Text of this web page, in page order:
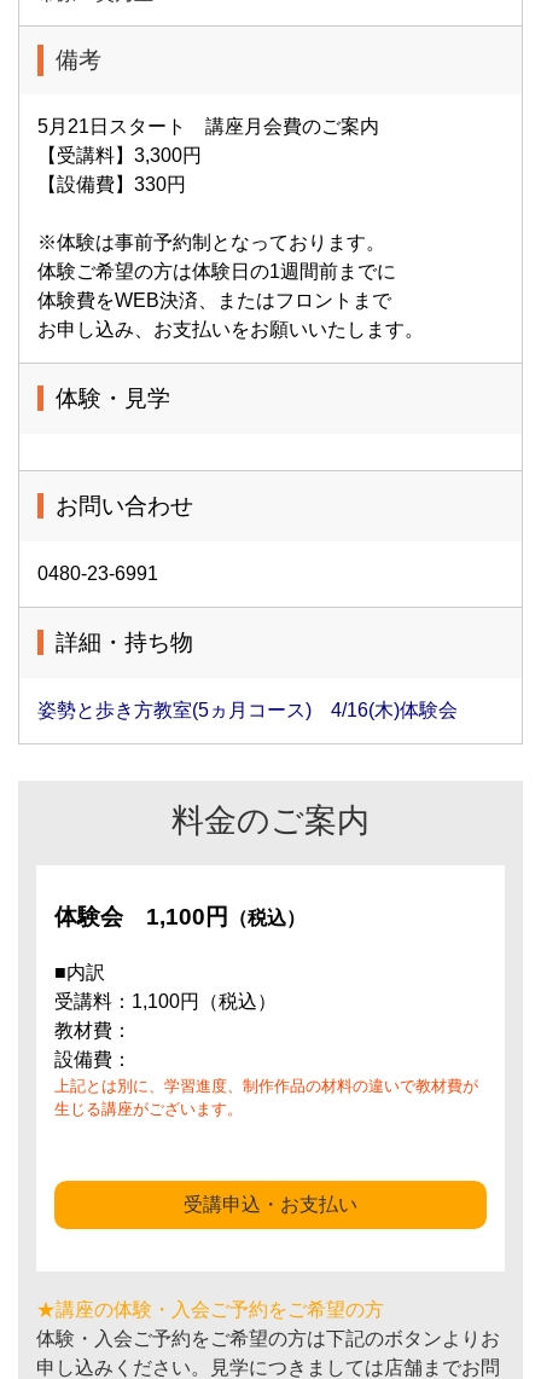
備考
5月21日スタート 講座月会費のご案内
【受講料】3,300円
【設備費】330円
※体験は事前予約制となっております。
体験ご希望の方は体験日の1週間前までに
体験費をWEB決済、またはフロントまで
お申し込み、お支払いをお願いいたします。
体験・見学
お問い合わせ
0480-23-6991
詳細・持ち物
姿勢と歩き方教室(5ヵ月コース) 4/16(木)体験会
料金のご案内
体験会 1,100円 （税込）
■内訳
受講料：1,100円（税込）
教材費：
設備費：
上記とは別に、学習進度、制作作品の材料の違いで教材費が
生じる講座がございます。
受講申込・お支払い
★講座の体験・入会ご予約をご希望の方
体験・入会ご予約をご希望の方は下記のボタンよりお
申し込みください。見学につきましては店舗までお問